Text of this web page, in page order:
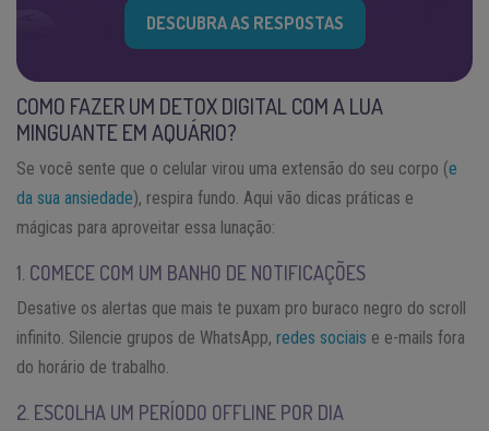
DESCUBRA AS RESPOSTAS
COMO FAZER UM DETOX DIGITAL COM A LUA
MINGUANTE EM AQUÁRIO?
Se você sente que o celular virou uma extensão do seu corpo (e
da sua ansiedade), respira fundo. Aqui vão dicas práticas e
mágicas para aproveitar essa lunação:
1. COMECE COM UM BANHO DE NOTIFICAÇÕES
Desative os alertas que mais te puxam pro buraco negro do scroll
infinito. Silencie grupos de WhatsApp, redes sociais e e-mails fora
do horário de trabalho.
2. ESCOLHA UM PERÍODO OFFLINE POR DIA